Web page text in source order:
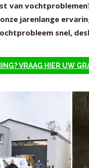
van
jarenlange
snel,
VRAAG HIER UW